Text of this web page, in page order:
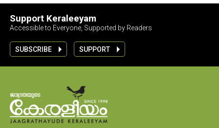
Support Keraleeyam
Accessible to Everyone, Supported by Readers
SUBSCRIBE SUPPORT